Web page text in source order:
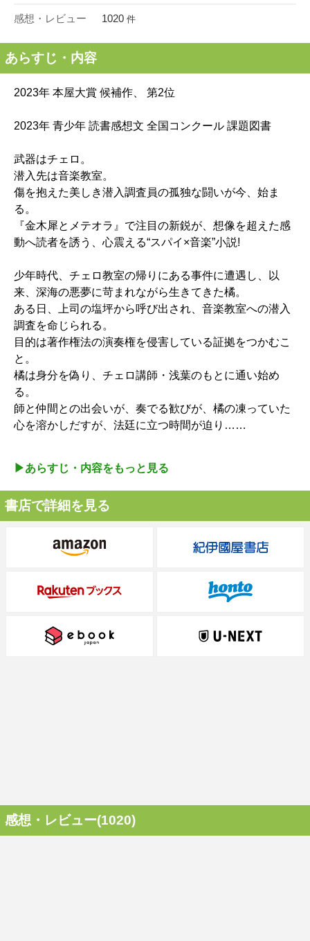
感想・レビュー 1020 件
あらすじ・内容
2023年 本屋大賞 候補作、 第2位
2023年 青少年 読書感想文 全国コンクール 課題図書
武器はチェロ。
潜入先は音楽教室。
傷を抱えた美しき潜入調査員の孤独な闘いが今、始ま
る。
『金木犀とメテオラ』で注目の新鋭が、想像を超えた感
動へ読者を誘う、心震える“スパイ×音楽”小説!
少年時代、チェロ教室の帰りにある事件に遭遇し、以
来、深海の悪夢に苛まれながら生きてきた橘。
ある日、上司の塩坪から呼び出され、音楽教室への潜入
調査を命じられる。
目的は著作権法の演奏権を侵害している証拠をつかむこ
と。
橘は身分を偽り、チェロ講師・浅葉のもとに通い始め
る。
師と仲間との出会いが、奏でる歓びが、橘の凍っていた
心を溶かしだすが、法廷に立つ時間が迫り……
▶︎あらすじ・内容をもっと見る
書店で詳細を見る
感想・レビュー(1020)